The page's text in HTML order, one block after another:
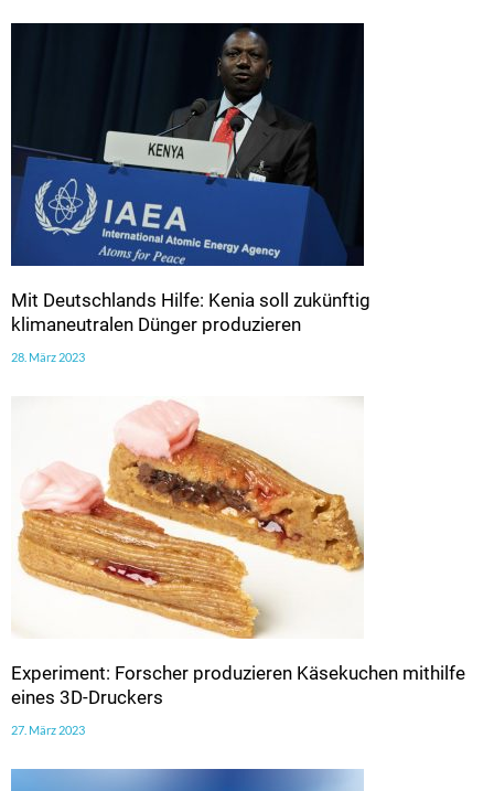
Mit Deutschlands Hilfe: Kenia soll zukünftig
klimaneutralen Dünger produzieren
28. März 2023
Experiment: Forscher produzieren Käsekuchen mithilfe
eines 3D-Druckers
27. März 2023